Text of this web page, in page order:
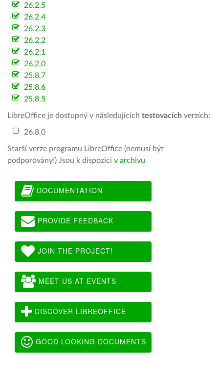
26.2.5
26.2.4
26.2.3
26.2.2
26.2.1
26.2.0
25.8.7
25.8.6
25.8.5
LibreOffice je dostupný v následujících testovacích verzích:
26.8.0
Starší verze programu LibreOffice (nemusí být
podporovány!) Jsou k dispozici v archivu
DOCUMENTATION
PROVIDE FEEDBACK
JOIN THE PROJECT!
MEET US AT EVENTS
DISCOVER LIBREOFFICE
GOOD LOOKING DOCUMENTS